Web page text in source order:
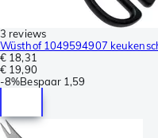
3 reviews
Wüsthof 1049594907
€ 18,31
€ 19,90
-8%Bespaar 1,59